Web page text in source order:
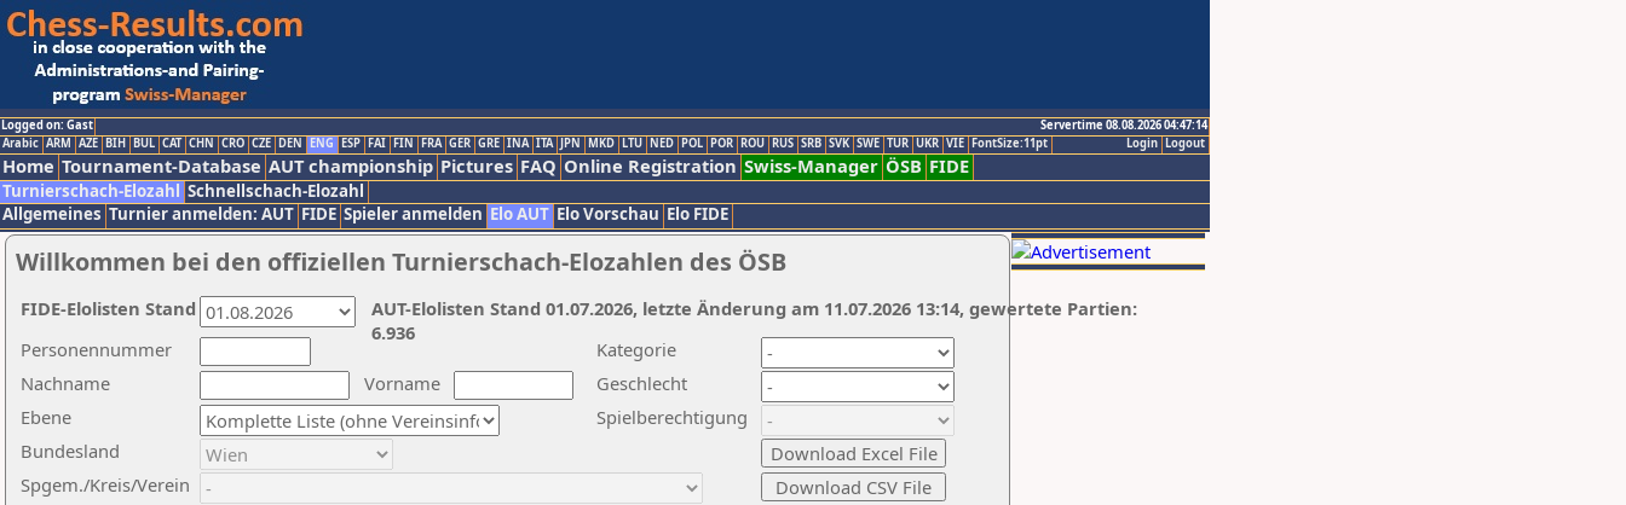
Logged on: Gast
Servertime 08.08.2026 04:47:14
Logout
Login
Arabic ARM AZE BIH BUL CAT CHN CRO CZE DEN ENG ESP FAI FIN FRA GER GRE INA ITA JPN MKD LTU NED POL POR ROU RUS SRB SVK SWE TUR UKR VIE FontSize:11pt
Home Tournament-Database AUT championship Pictures FAQ Online Registration Swiss-Manager ÖSB FIDE
Turnierschach-Elozahl Schnellschach-Elozahl
Allgemeines Turnier anmelden: AUT FIDE Spieler anmelden Elo AUT Elo Vorschau Elo FIDE
Willkommen bei den offiziellen Turnierschach-Elozahlen des ÖSB
Nachname
Vorname
Ebene
Kategorie
Personennummer
Bundesland
Spgem./Kreis/Verein
Geschlecht
Spielberechtigung
AUT-Elolisten Stand 01.07.2026, letzte Änderung am 11.07.2026 13:14, gewertete Partien:
6.936
FIDE-Elolisten Stand